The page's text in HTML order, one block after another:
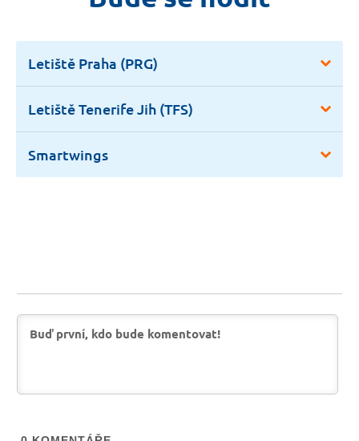
Letiště Praha (PRG)
Letiště Tenerife Jih (TFS)
Smartwings